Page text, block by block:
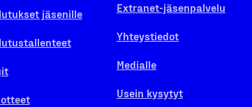
jäsenille Extranet-jäsenpalvelu
Yhteystiedot
Medialle
Usein kysytyt